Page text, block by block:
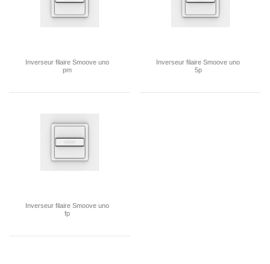
Inverseur filaire Smoove uno
pm
Inverseur filaire Smoove uno
5p
Inverseur filaire Smoove uno
fp